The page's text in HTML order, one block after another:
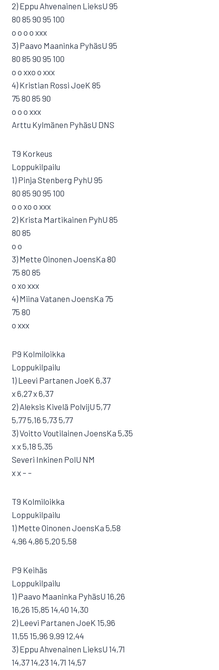
2) Eppu Ahvenainen LieksU 95
80 85 90 95 100
o o o o xxx
3) Paavo Maaninka PyhäsU 95
80 85 90 95 100
o o xxo o xxx
4) Kristian Rossi JoeK 85
75 80 85 90
o o o xxx
Arttu Kylmänen PyhäsU DNS
T9 Korkeus
Loppukilpailu
1) Pinja Stenberg PyhU 95
80 85 90 95 100
o o xo o xxx
2) Krista Martikainen PyhU 85
80 85
o o
3) Mette Oinonen JoensKa 80
75 80 85
o xo xxx
4) Miina Vatanen JoensKa 75
75 80
o xxx
P9 Kolmiloikka
Loppukilpailu
1) Leevi Partanen JoeK 6,37
x 6,27 x 6,37
2) Aleksis Kivelä PolvijU 5,77
5,77 5,16 5,73 5,77
3) Voitto Voutilainen JoensKa 5,35
x x 5,18 5,35
Severi Inkinen PolU NM
x x – –
T9 Kolmiloikka
Loppukilpailu
1) Mette Oinonen JoensKa 5,58
4,96 4,86 5,20 5,58
P9 Keihäs
Loppukilpailu
1) Paavo Maaninka PyhäsU 16,26
16,26 15,85 14,40 14,30
2) Leevi Partanen JoeK 15,96
11,55 15,96 9,99 12,44
3) Eppu Ahvenainen LieksU 14,71
14,37 14,23 14,71 14,57